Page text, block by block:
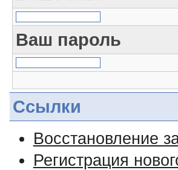
Ваш пароль
Ссылки
Восстановление
Регистрация